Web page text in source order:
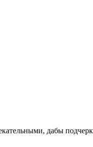
дабы